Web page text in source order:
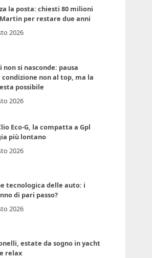
la posta: chiesti 80 milioni
Martin per restare due anni
2026
non si nasconde: pausa
non al top, ma la
possibile
2026
Eco-G, la compatta a Gpl
più lontano
2026
tecnologica delle auto: i
di pari passo?
2026
estate da sogno in yacht
relax